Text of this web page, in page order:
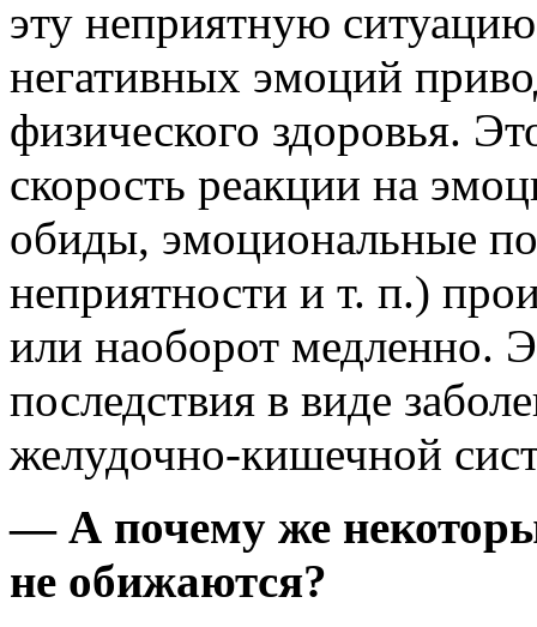
эту неприятную
негативных эмоций
физического здоровья.
скорость реакции на
обиды, эмоциональные
неприятности и т. п.)
или наоборот медленно.
последствия в виде
желудочно-кишечной
— А почему же
не обижаются?